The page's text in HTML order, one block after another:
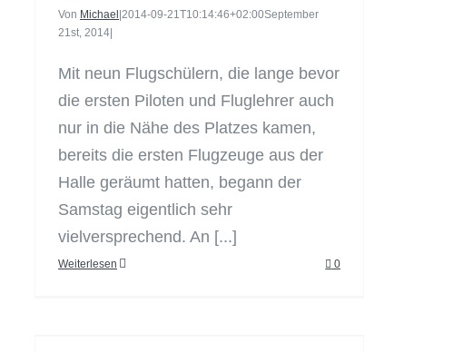
Von Michael 2014-09-21T10:14:46+02:00September
21st, 2014
Mit neun Flugschülern, die lange bevor
die ersten Piloten und Fluglehrer auch
nur in die Nähe des Platzes kamen,
bereits die ersten Flugzeuge aus der
Halle geräumt hatten, begann der
Samstag eigentlich sehr
vielversprechend. An [...]
Weiterlesen 0
Morgens um 8 ist der